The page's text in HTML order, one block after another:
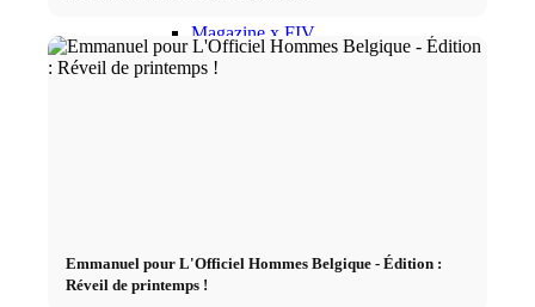
Magazine x FIV
Emmanuel pour L'Officiel Hommes Belgique - Édition :
Réveil de printemps !